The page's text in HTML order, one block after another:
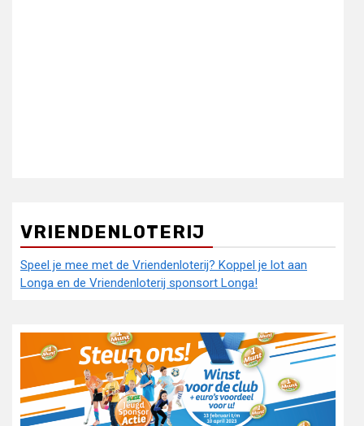
VRIENDENLOTERIJ
Speel je mee met de Vriendenloterij? Koppel je lot aan
Longa en de Vriendenloterij sponsort Longa!